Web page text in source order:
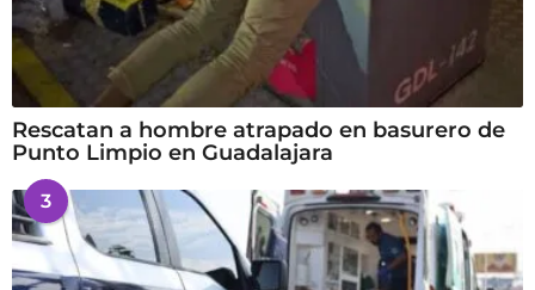
Rescatan a hombre atrapado en basurero de
Punto Limpio en Guadalajara
3